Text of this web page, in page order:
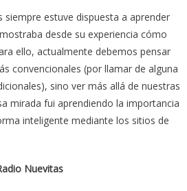
siempre estuve dispuesta a aprender
desde su experiencia cómo
ello, actualmente debemos pensar
convencionales (por llamar de alguna
sino ver más allá de nuestras
mirada fui aprendiendo la importancia
inteligente mediante los sitios de
Nuevitas